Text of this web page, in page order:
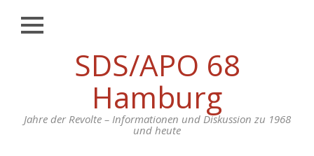
SDS/APO 68
Hamburg
Jahre der Revolte – Informationen und Diskussion zu 1968
und heute
Schließen